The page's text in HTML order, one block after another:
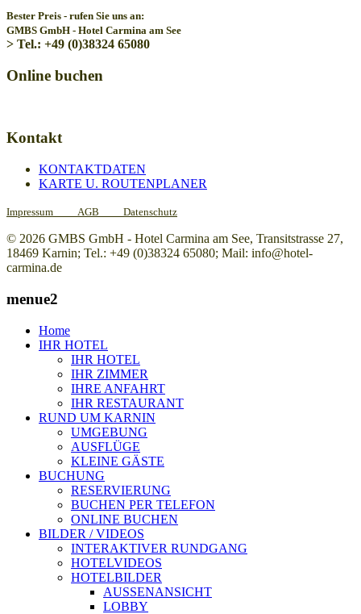
Bester Preis - rufen Sie uns an:
GMBS GmbH - Hotel Carmina am See
> Tel.: +49 (0)38324 65080
Online buchen
Kontakt
KONTAKTDATEN
KARTE U. ROUTENPLANER
Impressum AGB Datenschutz
© 2026 GMBS GmbH - Hotel Carmina am See, Transitstrasse 27,
18469 Karnin; Tel.: +49 (0)38324 65080; Mail: info@hotel-
carmina.de
menue2
Home
IHR HOTEL
IHR HOTEL
IHR ZIMMER
IHRE ANFAHRT
IHR RESTAURANT
RUND UM KARNIN
UMGEBUNG
AUSFLÜGE
KLEINE GÄSTE
BUCHUNG
RESERVIERUNG
BUCHEN PER TELEFON
ONLINE BUCHEN
BILDER / VIDEOS
INTERAKTIVER RUNDGANG
HOTELVIDEOS
HOTELBILDER
AUSSENANSICHT
LOBBY